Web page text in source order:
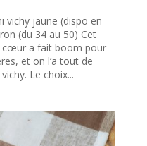
vichy jaune (dispo en
(du 34 au 50) Cet
cœur a fait boom pour
et on l’a tout de
Le choix...